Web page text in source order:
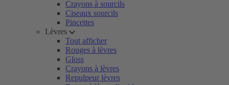
Crayons à sourcils
Ciseaux sourcils
Pincettes
Lèvres
Tout afficher
Rouges à lèvres
Gloss
Crayons à lèvres
Repulpeur lèvres